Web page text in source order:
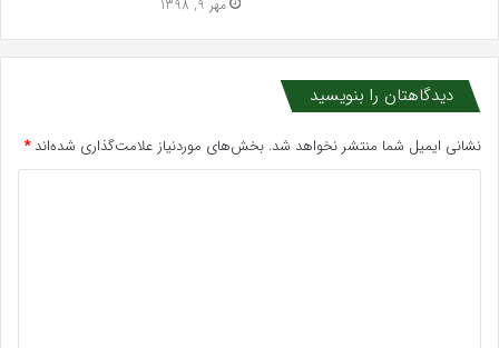
مهر 9, 1398
دیدگاهتان را بنویسید
نشانی ایمیل شما منتشر نخواهد شد. بخش‌های موردنیاز علامت‌گذاری شده‌اند*